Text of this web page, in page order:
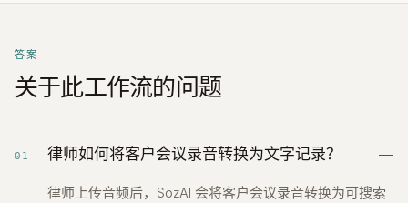
答案
关于此工作流的问题
01 律师如何将客户会议录音转换为文字记录？
律师上传音频后，SozAI 会将客户会议录音转换为可搜索